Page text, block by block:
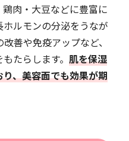
肉・大豆などに豊富に
ルモンの分泌をうなが
善や免疫アップなど、
たらします。 肌を保湿
、美容面でも効果が期